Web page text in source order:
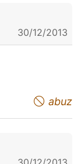
30/12/2013
abuz